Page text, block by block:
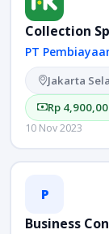
Collection
PT
Jakarta
Rp
10 Nov 2023
P
Business